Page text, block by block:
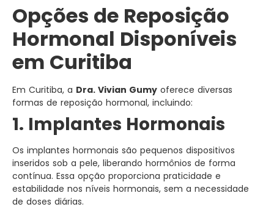
Opções de Reposição
Hormonal Disponíveis
em Curitiba
Em Curitiba, a Dra. Vivian Gumy oferece diversas
formas de reposição hormonal, incluindo:
1. Implantes Hormonais
Os implantes hormonais são pequenos dispositivos
inseridos sob a pele, liberando hormônios de forma
contínua. Essa opção proporciona praticidade e
estabilidade nos níveis hormonais, sem a necessidade
de doses diárias.